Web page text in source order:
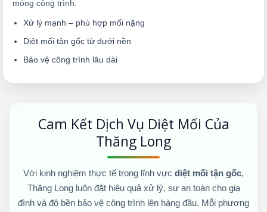
móng công trình.
Xử lý mạnh – phù hợp mối nặng
Diệt mối tận gốc từ dưới nền
Bảo vệ công trình lâu dài
Cam Kết Dịch Vụ Diệt Mối Của
Thăng Long
Với kinh nghiệm thực tế trong lĩnh vực diệt mối tận gốc,
Thăng Long luôn đặt hiệu quả xử lý, sự an toàn cho gia
đình và độ bền bảo vệ công trình lên hàng đầu. Mỗi phương